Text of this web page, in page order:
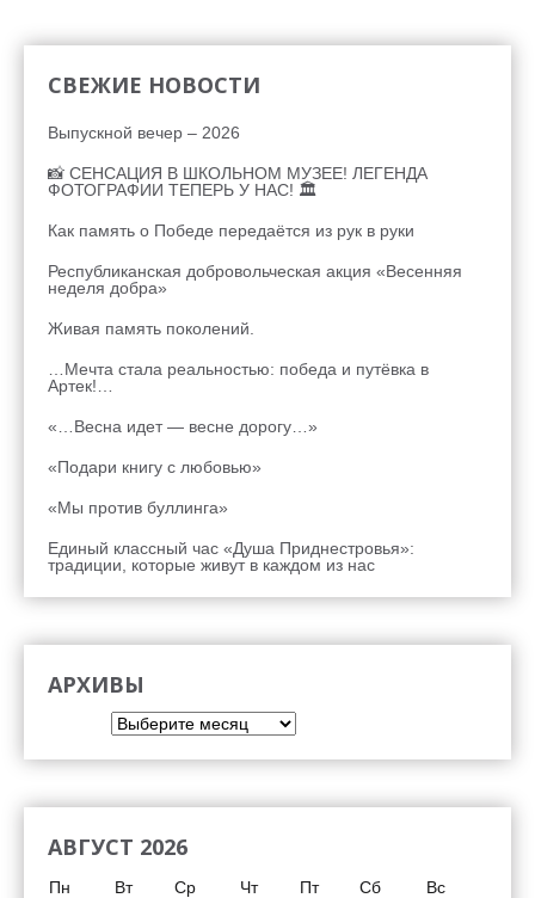
СВЕЖИЕ НОВОСТИ
Выпускной вечер – 2026
📸 СЕНСАЦИЯ В ШКОЛЬНОМ МУЗЕЕ! ЛЕГЕНДА
ФОТОГРАФИИ ТЕПЕРЬ У НАС! 🏛
Как память о Победе передаётся из рук в руки
Республиканская добровольческая акция «Весенняя
неделя добра»
Живая память поколений.
…Мечта стала реальностью: победа и путёвка в
Артек!…
«…Весна идет — весне дорогу…»
«Подари книгу с любовью»
«Мы против буллинга»
Единый классный час «Душа Приднестровья»:
традиции, которые живут в каждом из нас
АРХИВЫ
АВГУСТ 2026
Пн Вт Ср Чт Пт Сб
Вс